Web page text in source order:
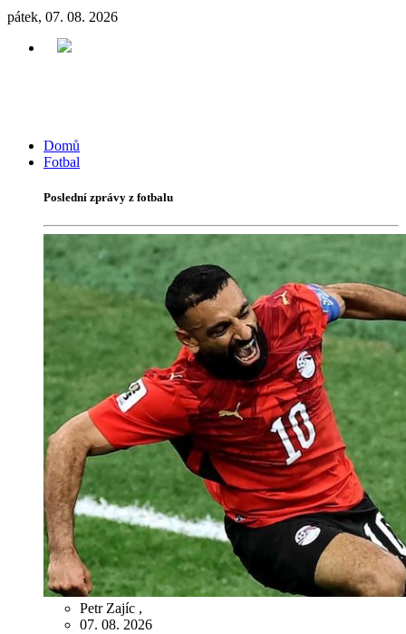
pátek, 07. 08. 2026
Domů
Fotbal
Poslední zprávy z fotbalu
Petr Zajíc ,
07. 08. 2026